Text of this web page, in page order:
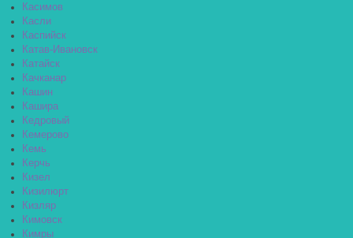
Касимов
Касли
Каспийск
Катав-Ивановск
Катайск
Качканар
Кашин
Кашира
Кедровый
Кемерово
Кемь
Керчь
Кизел
Кизилюрт
Кизляр
Кимовск
Кимры